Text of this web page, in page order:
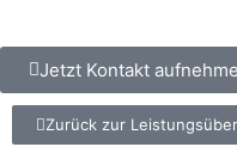
Jetzt Kontakt
Zurück zur